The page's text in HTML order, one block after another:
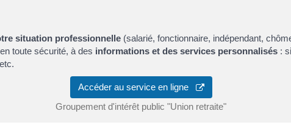
situation professionnelle(salarié, fonctionnaire, indépendant,
toute sécurité, à des informations et des services personnalisés:
Accéder au service en ligne
Groupement d'intérêt public "Union retraite"